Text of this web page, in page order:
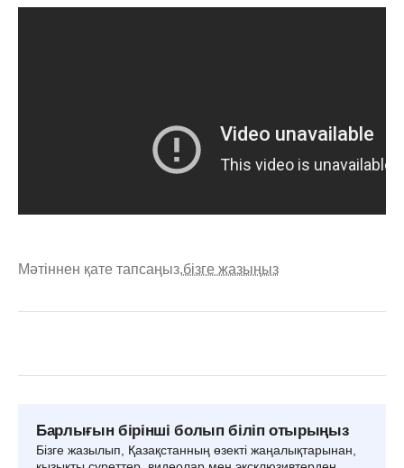
Мәтіннен қате тапсаңыз,бізге жазыңыз
Барлығын бірінші болып біліп отырыңыз
Бізге жазылып, Қазақстанның өзекті жаңалықтарынан,